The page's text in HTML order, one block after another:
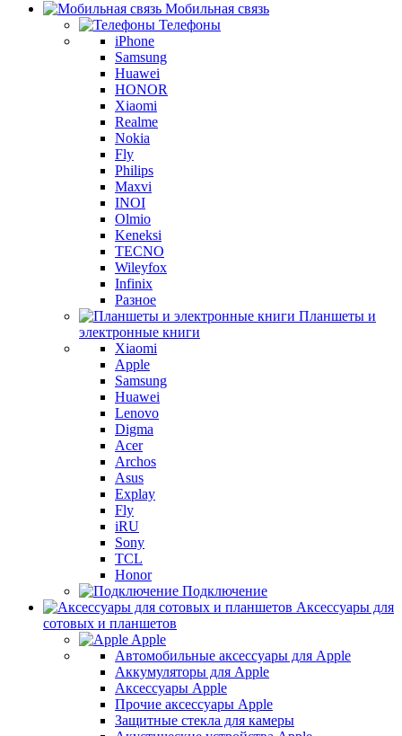
Мобильная связь
Телефоны
iPhone
Samsung
Huawei
HONOR
Xiaomi
Realme
Nokia
Fly
Philips
Maxvi
INOI
Olmio
Keneksi
TECNO
Wileyfox
Infinix
Разное
Планшеты и
электронные книги
Xiaomi
Apple
Samsung
Huawei
Lenovo
Digma
Acer
Archos
Asus
Explay
Fly
iRU
Sony
TCL
Honor
Подключение
Аксессуары для
сотовых и планшетов
Apple
Автомобильные аксессуары для Apple
Аккумуляторы для Apple
Аксессуары Apple
Прочие аксессуары Apple
Защитные стекла для камеры